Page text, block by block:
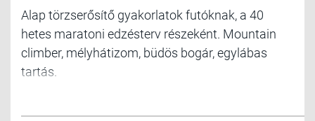
Alap törzserősítő gyakorlatok futóknak, a 40
hetes maratoni edzésterv részeként. Mountain
climber, mélyhátizom, büdös bogár, egylábas
tartás.